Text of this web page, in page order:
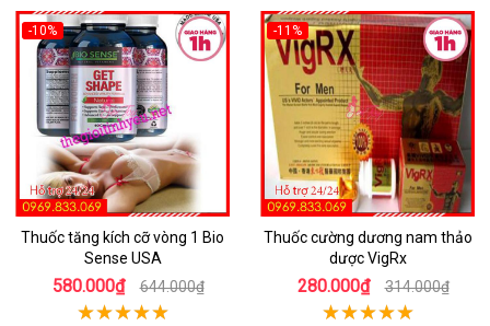
-10%
Thuốc tăng kích cỡ vòng 1 Bio
Sense USA
580.000₫ 644.000₫
-11%
Thuốc cường dương nam thảo
dược VigRx
280.000₫ 314.000₫